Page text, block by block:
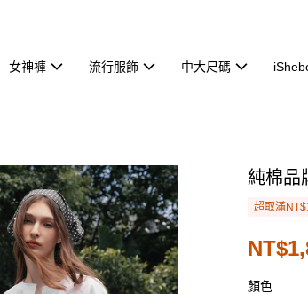
女神褲 流行服飾 中大尺碼
純棉品
超取滿
顏色